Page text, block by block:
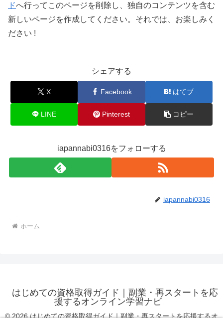
ドへ行ってこのページを削除し、独自のコンテンツを含む
新しいページを作成してください。それでは、お楽しみく
ださい !
シェアする
X Facebook はてブ
LINE Pinterest コピー
iapannabi0316をフォローする
iapannabi0316
ホーム
はじめての資格取得ガイド｜副業・再スタートを応
援するオンライン学習ナビ
© 2026 はじめての資格取得ガイド｜副業・再スタートを応援するオ